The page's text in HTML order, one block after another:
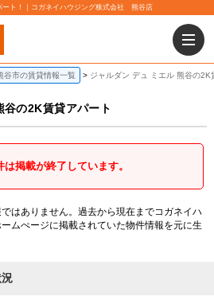
ート！｜コガネイハウジング株式会社 熊谷店
谷市の賃貸情報一覧 ジャルダン デュ ミエル 熊谷の2K
谷の2K賃貸アパート
は掲載が終了しています。
はありません。過去から現在までコガネイハ
ムぺージに掲載されていた物件情報を元に生